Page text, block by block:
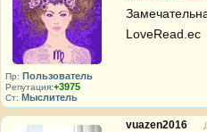
Пр: Пользователь
Репутация:+3975
Ст: Мыслитель
LoveRead.ec
vuazen2016